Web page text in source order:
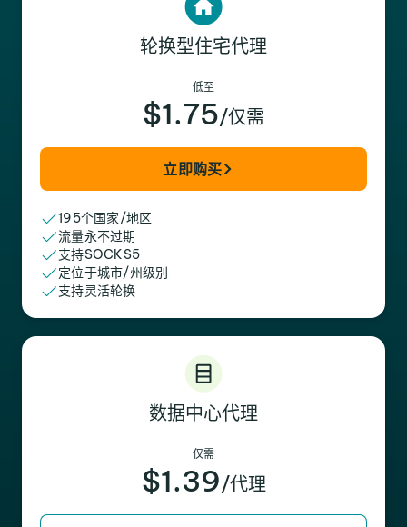
轮换型住宅代理
低至
$1.75/仅需
立即购买
195个国家/地区
流量永不过期
支持SOCKS5
定位于城市/州级别
支持灵活轮换
数据中心代理
仅需
$1.39/代理